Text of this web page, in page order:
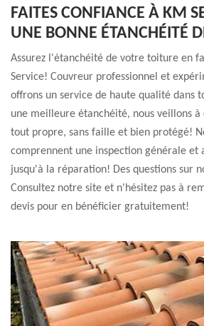
FAITES CONFIANCE À KM
UNE BONNE ÉTANCHÉITÉ
Assurez l'étanchéité de votre toiture en
Service! Couvreur professionnel et
offrons un service de haute qualité dans
une meilleure étanchéité, nous veillons
tout propre, sans faille et bien protégé!
comprennent une inspection générale et
jusqu'à la réparation! Des questions sur
Consultez notre site et n'hésitez pas à
devis pour en bénéficier gratuitement!